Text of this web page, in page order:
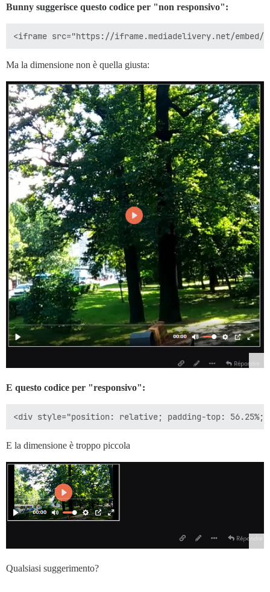
Bunny suggerisce questo codice per "non responsivo":
Ma la dimensione non è quella giusta:
E questo codice per "responsivo":
E la dimensione è troppo piccola
Qualsiasi suggerimento?